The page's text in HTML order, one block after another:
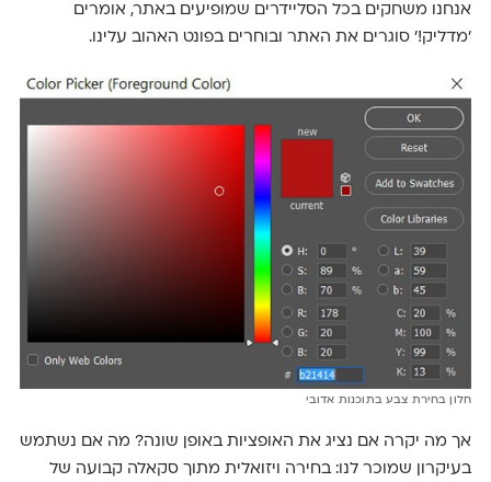
אנחנו משחקים בכל הסליידרים שמופיעים באתר, אומרים
׳מדליק!׳ סוגרים את האתר ובוחרים בפונט האהוב עלינו.
חלון בחירת צבע בתוכנות אדובי
אך מה יקרה אם נציג את האופציות באופן שונה? מה אם נשתמש
בעיקרון שמוכר לנו: בחירה ויזואלית מתוך סקאלה קבועה של